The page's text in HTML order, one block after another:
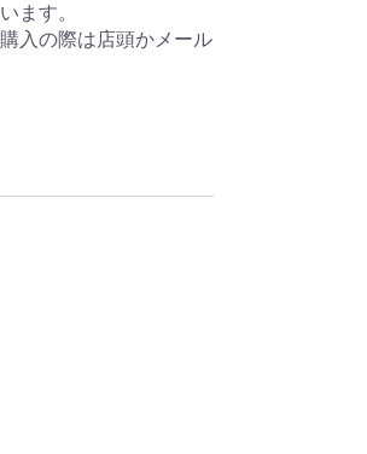
ます。
入の際は店頭かメール